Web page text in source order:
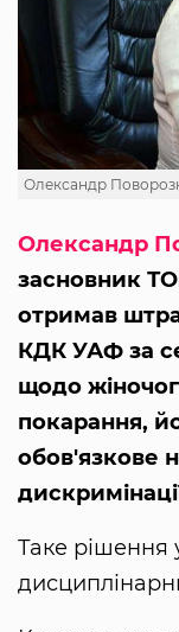
Олександр
Олександр
засновник
отримав
КДК УАФ за
щодо
покарання,
обов'язкове
Таке рішення